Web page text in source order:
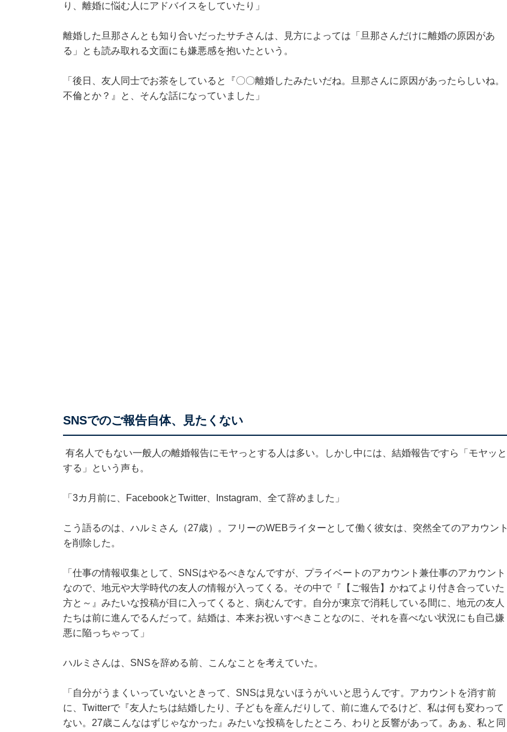
り、離婚に悩む人にアドバイスをしていたり」
離婚した旦那さんとも知り合いだったサチさんは、見方によっては「旦那さんだけに離婚の原因があ
る」とも読み取れる文面にも嫌悪感を抱いたという。
「後日、友人同士でお茶をしていると『〇〇離婚したみたいだね。旦那さんに原因があったらしいね。
不倫とか？』と、そんな話になっていました」
SNSでのご報告自体、見たくない
有名人でもない一般人の離婚報告にモヤっとする人は多い。しかし中には、結婚報告ですら「モヤッと
する」という声も。
「3カ月前に、FacebookとTwitter、Instagram、全て辞めました」
こう語るのは、ハルミさん（27歳）。フリーのWEBライターとして働く彼女は、突然全てのアカウント
を削除した。
「仕事の情報収集として、SNSはやるべきなんですが、プライベートのアカウント兼仕事のアカウント
なので、地元や大学時代の友人の情報が入ってくる。その中で『【ご報告】かねてより付き合っていた
方と～』みたいな投稿が目に入ってくると、病むんです。自分が東京で消耗している間に、地元の友人
たちは前に進んでるんだって。結婚は、本来お祝いすべきことなのに、それを喜べない状況にも自己嫌
悪に陥っちゃって」
ハルミさんは、SNSを辞める前、こんなことを考えていた。
「自分がうまくいっていないときって、SNSは見ないほうがいいと思うんです。アカウントを消す前
に、Twitterで『友人たちは結婚したり、子どもを産んだりして、前に進んでるけど、私は何も変わって
ない。27歳こんなはずじゃなかった』みたいな投稿をしたところ、わりと反響があって。あぁ、私と同